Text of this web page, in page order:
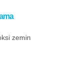
zemin